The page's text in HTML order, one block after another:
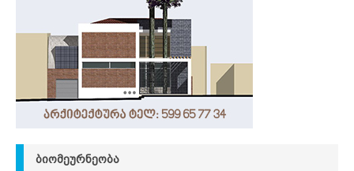
ᲑᲘᲝᲛᲔᲣᲠᲜᲔᲝᲑᲐ